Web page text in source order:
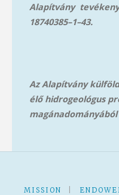
Alapítvány
18740385–1–43.
Az Alapítvány
élő hidrogeológus
MISSION